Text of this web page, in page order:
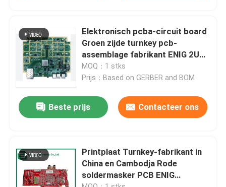
Contacteer ons
Alle Gevallen
Vraag een offerte aan
EMS-pcba
Elektronisch pcba-circuit board
Groen zijde turnkey pcb-
assemblage fabrikant ENIG 2U
onderdompeling goud IPC klasse
II/ III
MOQ：1 stks
Prijs：Based on GERBER and BOM
Beste prijs Contacteer ons
Printplaat Turnkey-fabrikant in
China en Cambodja Rode
soldermasker PCB ENIG